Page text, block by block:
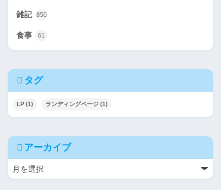
雑記 850
食事 61
タグ
LP (1) ランディングページ (1)
アーカイブ